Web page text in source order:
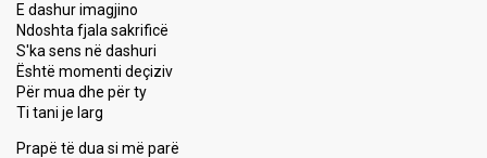
E dashur imagjino
Ndoshta fjala sakrificë
S'ka sens në dashuri
Është momenti deçiziv
Për mua dhe për ty
Ti tani je larg
Prapë të dua si më parë